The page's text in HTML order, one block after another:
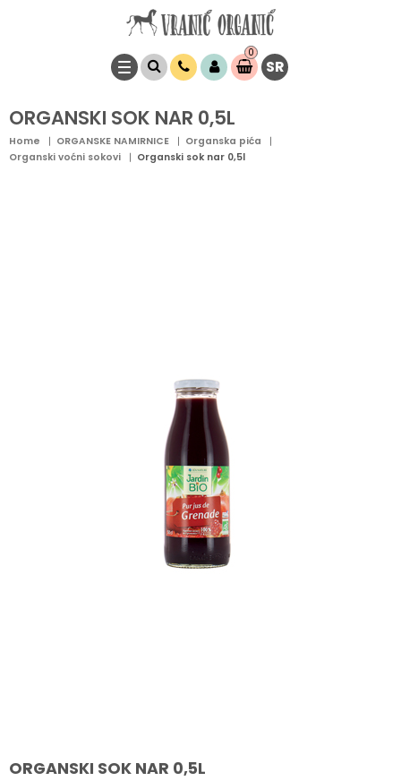
0
Stavke
0,00SR
ORGANSKI SOK NAR 0,5L
Home ORGANSKE NAMIRNICE
Organska pića
Organski voćni sokovi
Organski sok nar 0,5l
ORGANSKI SOK NAR 0,5L